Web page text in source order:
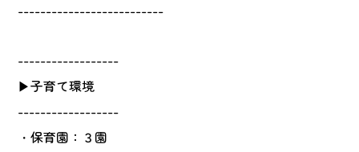
--------------------------
------------------
▶子育て環境
------------------
・保育園：３園